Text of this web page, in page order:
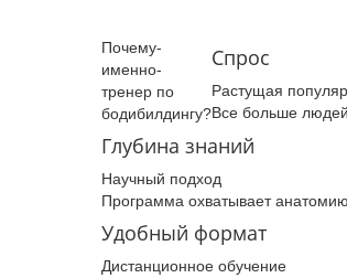
Почему­
именно­
тренер­ по
бодибилдингу­?
Спрос
Растущая
Все больше
Глубина знаний
Научный подход
Программа охватывает
Удобный формат
Дистанционное обучение